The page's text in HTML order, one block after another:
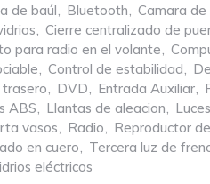
de baúl, Bluetooth, Camara de
, Cierre centralizado de
para radio en el volante,
, Control de estabilidad,
, DVD, Entrada Auxiliar,
ABS, Llantas de aleacion,
vasos, Radio, Reproductor
en cuero, Tercera luz de
eléctricos